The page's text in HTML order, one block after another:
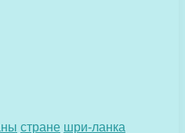
стране шри-ланка